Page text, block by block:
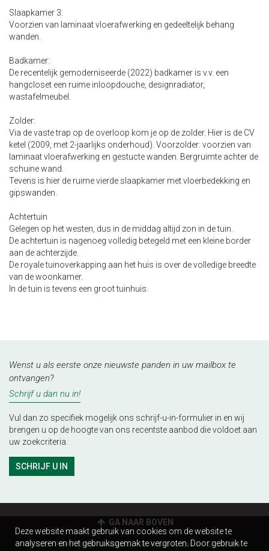
Slaapkamer 3:
Voorzien van laminaat vloerafwerking en gedeeltelijk behang
wanden.
Badkamer:
De recentelijk gemoderniseerde (2022) badkamer is v.v. een
hangcloset een ruime inloopdouche, designradiator,
wastafelmeubel.
Zolder:
Via de vaste trap op de overloop kom je op de zolder. Hier is de CV
ketel (2009, met 2-jaarlijks onderhoud). Voorzolder: voorzien van
laminaat vloerafwerking en gestucte wanden. Bergruimte achter de
schuine wand.
Tevens is hier de ruime vierde slaapkamer met vloerbedekking en
gipswanden.
Achtertuin
Gelegen op het westen, dus in de middag altijd zon in de tuin.
De achtertuin is nagenoeg volledig betegeld met een kleine border
aan de achterzijde.
De royale tuinoverkapping aan het huis is over de volledige breedte
van de woonkamer.
In de tuin is tevens een groot tuinhuis.
Wenst u als eerste onze nieuwste panden in uw mailbox te
ontvangen?
Schrijf u dan nu in!
Vul dan zo specifiek mogelijk ons schrijf-u-in-formulier in en wij
brengen u op de hoogte van ons recentste aanbod die voldoet aan
uw zoekcriteria.
SCHRIJF U IN
GA NAAR BOVEN
© 2026 - Peter Rijsdijk Makelaardij -Developed by Zabun-Disclaimer-
Deze website maakt gebruik van cookies om de website te
analyseren en het gebruiksgemak te vergroten. Door gebruik te